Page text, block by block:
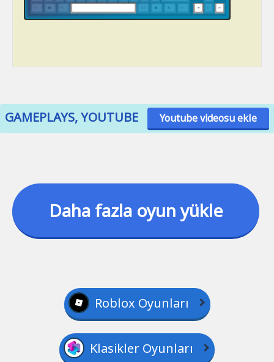
GAMEPLAYS, YOUTUBE Youtube videosu ekle
Daha fazla oyun yükle
Roblox Oyunları
Klasikler Oyunları